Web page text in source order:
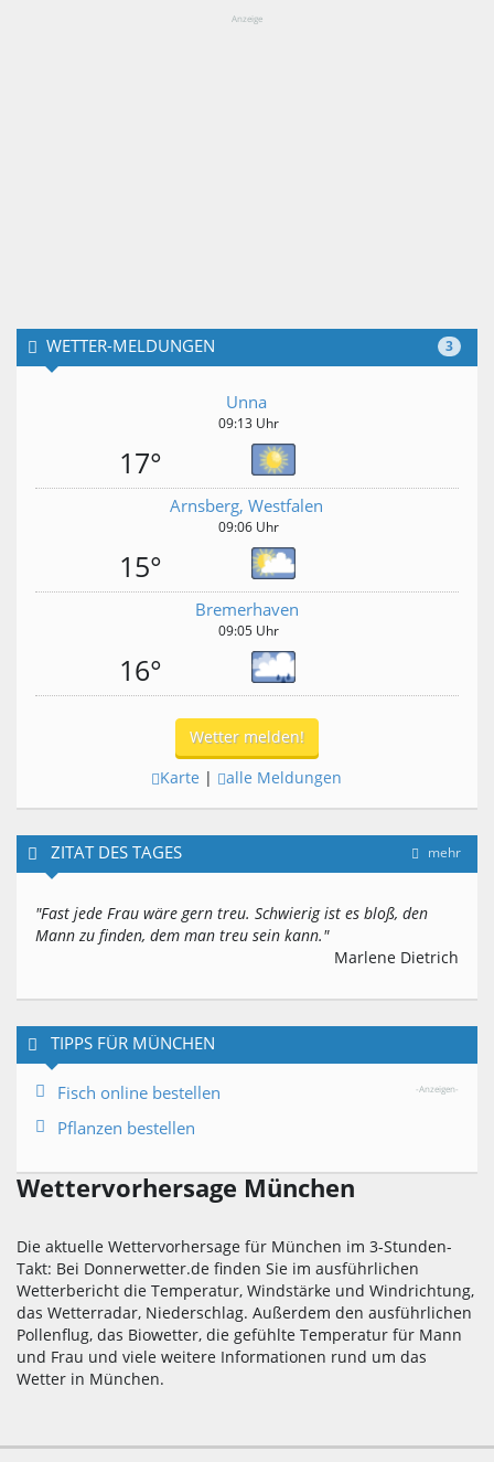
Anzeige
3
WETTER-MELDUNGEN
Unna
09:13 Uhr
17°
Arnsberg, Westfalen
09:06 Uhr
15°
Bremerhaven
09:05 Uhr
16°
Wetter melden!
Karte | alle Meldungen
mehr
ZITAT DES TAGES
"Fast jede Frau wäre gern treu. Schwierig ist es bloß, den
Mann zu finden, dem man treu sein kann."
Marlene Dietrich
TIPPS FÜR MÜNCHEN
-Anzeigen-
Fisch online bestellen
Pflanzen bestellen
Wettervorhersage München
Die aktuelle Wettervorhersage für München im 3-Stunden-
Takt: Bei Donnerwetter.de finden Sie im ausführlichen
Wetterbericht die Temperatur, Windstärke und Windrichtung,
das Wetterradar, Niederschlag. Außerdem den ausführlichen
Pollenflug, das Biowetter, die gefühlte Temperatur für Mann
und Frau und viele weitere Informationen rund um das
Wetter in München.